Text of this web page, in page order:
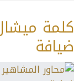
كلمة
ضيافة